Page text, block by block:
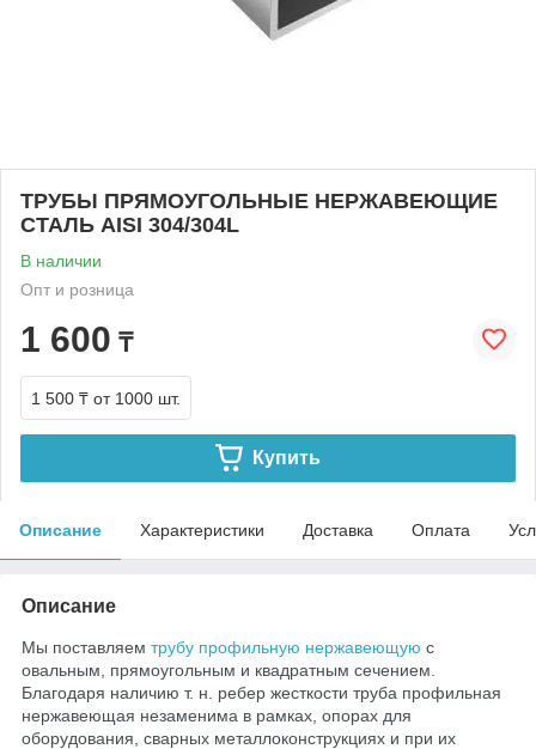
ТРУБЫ ПРЯМОУГОЛЬНЫЕ НЕРЖАВЕЮЩИЕ
СТАЛЬ AISI 304/304L
В наличии
Опт и розница
1 600 ₸
1 500 ₸ от 1000 шт.
Купить
Описание Характеристики Доставка Оплата
Описание
Мы поставляем трубу профильную нержавеющую с
овальным, прямоугольным и квадратным сечением.
Благодаря наличию т. н. ребер жесткости труба профильная
нержавеющая незаменима в рамках, опорах для
оборудования, сварных металлоконструкциях и при их